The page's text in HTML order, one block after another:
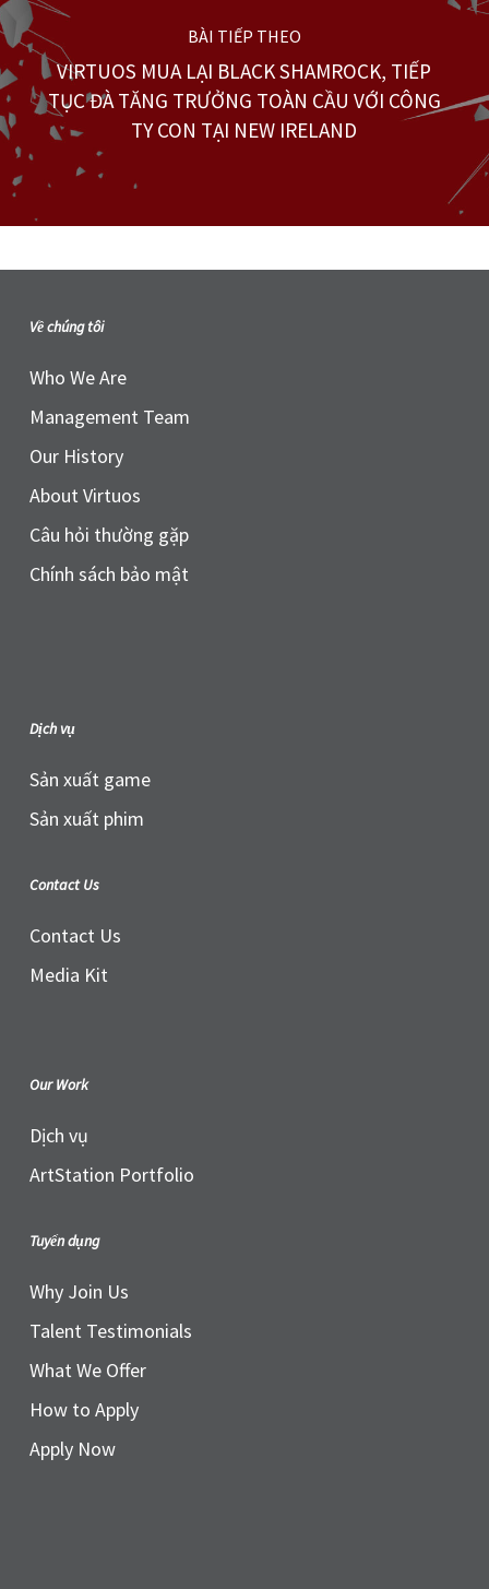
BÀI TIẾP THEO
VIRTUOS MUA LẠI BLACK SHAMROCK, TIẾP
TỤC ĐÀ TĂNG TRƯỞNG TOÀN CẦU VỚI CÔNG
TY CON TẠI NEW IRELAND
Về chúng tôi
Who We Are
Management Team
Our History
About Virtuos
Câu hỏi thường gặp
Chính sách bảo mật
Dịch vụ
Sản xuất game
Sản xuất phim
Contact Us
Contact Us
Media Kit
Our Work
Dịch vụ
ArtStation Portfolio
Tuyển dụng
Why Join Us
Talent Testimonials
What We Offer
How to Apply
Apply Now